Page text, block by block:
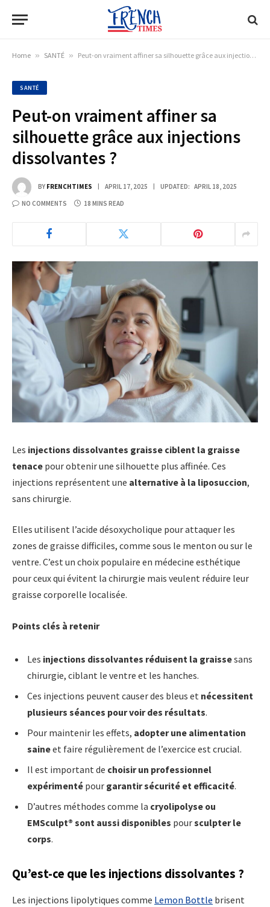
Home » SANTÉ » Peut-on vraiment affiner sa silhouette grâce aux injections dissolvantes ?
SANTÉ
Peut-on vraiment affiner sa
silhouette grâce aux injections
dissolvantes ?
BY FRENCHTIMES APRIL 17, 2025 UPDATED: APRIL 18, 2025
NO COMMENTS 18 MINS READ
Les injections dissolvantes graisse ciblent la graisse
tenace pour obtenir une silhouette plus affinée. Ces
injections représentent une alternative à la liposuccion,
sans chirurgie.
Elles utilisent l’acide désoxycholique pour attaquer les
zones de graisse difficiles, comme sous le menton ou sur le
ventre. C’est un choix populaire en médecine esthétique
pour ceux qui évitent la chirurgie mais veulent réduire leur
graisse corporelle localisée.
Points clés à retenir
Les injections dissolvantes réduisent la graissesans
chirurgie, ciblant le ventre et les hanches.
Ces injections peuvent causer des bleus et nécessitent
plusieurs séances pour voir des résultats.
Pour maintenir les effets, adopter une alimentation
saineet faire régulièrement de l’exercice est crucial.
Il est important de choisir un professionnel
expérimenté pour garantir sécurité et efficacité.
D’autres méthodes comme la cryolipolyse ou
EMSculpt® sont aussi disponibles poursculpter le
corps.
Qu’est-ce que les injections dissolvantes ?
Les injections lipolytiques comme Lemon Bottle brisent